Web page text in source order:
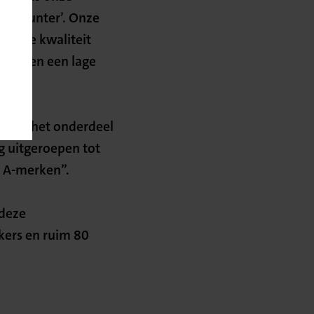
Onze
hoge kwaliteit
tegen een lage
op het onderdeel
uitgeroepen tot
merken”.
en ruim 80